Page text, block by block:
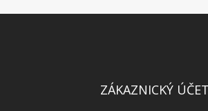
ZÁKAZNICKÝ ÚČET